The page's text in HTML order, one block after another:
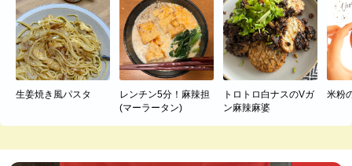
生姜焼き風パスタ
レンチン5分！麻辣担
(マーラータン)
トロトロ白ナスのVガ
ン麻辣麻婆
米粉